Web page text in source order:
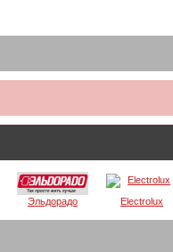
Эльдорадо Electrolux